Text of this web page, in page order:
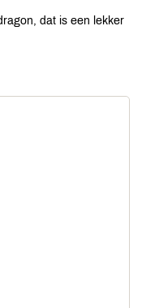
dat is een lekker